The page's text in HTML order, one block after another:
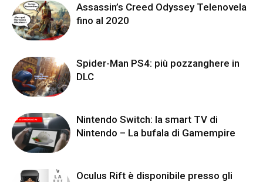
Assassin’s Creed Odyssey Telenovela
fino al 2020
Spider-Man PS4: più pozzanghere in
DLC
Nintendo Switch: la smart TV di
Nintendo – La bufala di Gamempire
Oculus Rift è disponibile presso gli